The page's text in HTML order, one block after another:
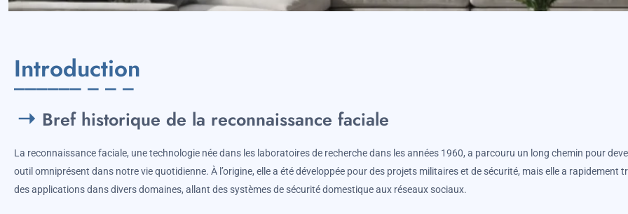
Introduction
Bref historique de la reconnaissance faciale
La reconnaissance faciale, une technologie née dans les laboratoires de recherche dans les années 1960, a parcouru un long chemin pour
outil omniprésent dans notre vie quotidienne. À l’origine, elle a été développée pour des projets militaires et de sécurité, mais elle a rapidement
des applications dans divers domaines, allant des systèmes de sécurité domestique aux réseaux sociaux.